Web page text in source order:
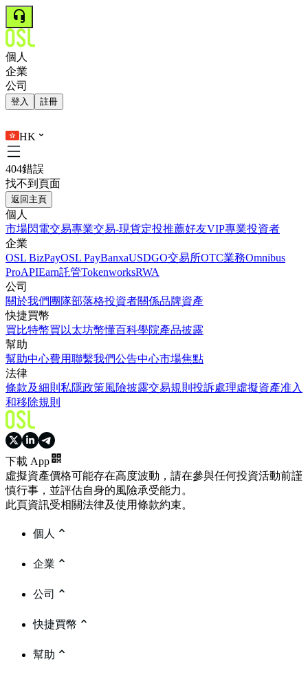
個人
企業
公司
登入 註冊
HK
404錯誤
找不到頁面
返回主頁
個人
市場閃電交易專業交易-現貨定投推薦好友VIP專業投資者
企業
OSL BizPayOSL PayBanxaUSDGO交易所OTC業務Omnibus
ProAPIEarn託管TokenworksRWA
公司
關於我們 團隊部落格投資者關係品牌資產
快捷買幣
買比特幣買以太坊幣懂百科學院產品披露
幫助
幫助中心費用聯繫我們公告中心市場焦點
法律
條款及細則 私隱政策風險披露交易規則 投訴處理虛擬資產准入
和移除規則
下載 App
虛擬資產價格可能存在高度波動，請在參與任何投資活動前謹
慎行事，並評估自身的風險承受能力。
此頁資訊受相關法律及使用條款約束。
個人
企業
公司
快捷買幣
幫助